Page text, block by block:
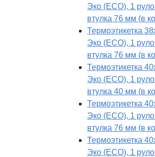
Эко (ECO), 1
втулка 76 мм (в
Термоэтикетка
Эко (ECO), 1
втулка 76 мм (в
Термоэтикетка
Эко (ECO), 1
втулка 40 мм (в
Термоэтикетка
Эко (ECO), 1
втулка 76 мм (в
Термоэтикетка
Эко (ECO), 1